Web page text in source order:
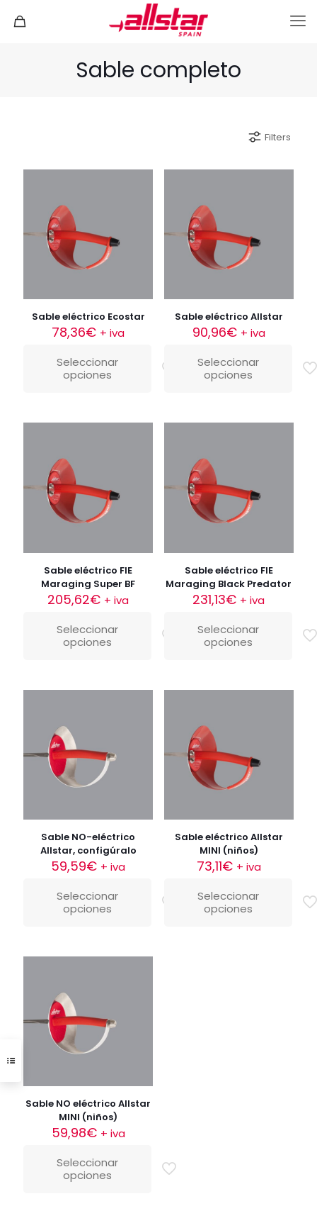
Sable completo
Filters
Sable eléctrico Ecostar
78,36€ + iva
Seleccionar
opciones
Sable eléctrico Allstar
90,96€ + iva
Seleccionar
opciones
Sable eléctrico FIE
Maraging Super BF
205,62€ + iva
Seleccionar
opciones
Sable eléctrico FIE
Maraging Black Predator
231,13€ + iva
Seleccionar
opciones
Sable NO-eléctrico
Allstar, configúralo
59,59€ + iva
Seleccionar
opciones
Sable eléctrico Allstar
MINI (niños)
73,11€ + iva
Seleccionar
opciones
Sable NO eléctrico Allstar
MINI (niños)
59,98€ + iva
Seleccionar
opciones